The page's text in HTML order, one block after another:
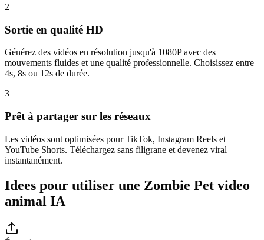
2
Sortie en qualité HD
Générez des vidéos en résolution jusqu'à 1080P avec des
mouvements fluides et une qualité professionnelle. Choisissez entre
4s, 8s ou 12s de durée.
3
Prêt à partager sur les réseaux
Les vidéos sont optimisées pour TikTok, Instagram Reels et
YouTube Shorts. Téléchargez sans filigrane et devenez viral
instantanément.
Idees pour utiliser une Zombie Pet video
animal IA